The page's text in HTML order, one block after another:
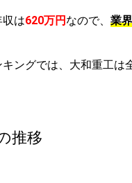
は620万円 なので、 業
ングでは、大和重工は
推移